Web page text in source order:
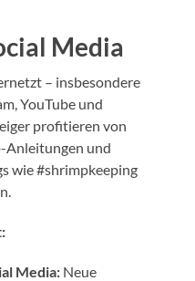
Media
– insbesondere
YouTube und
profitieren von
Anleitungen und
wie #shrimpkeeping
Media: Neue